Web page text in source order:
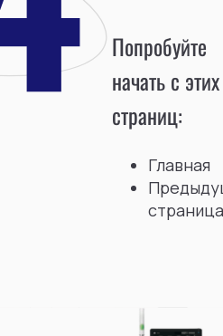
Попробуйте
начать с этих
страниц:
Главная
страница